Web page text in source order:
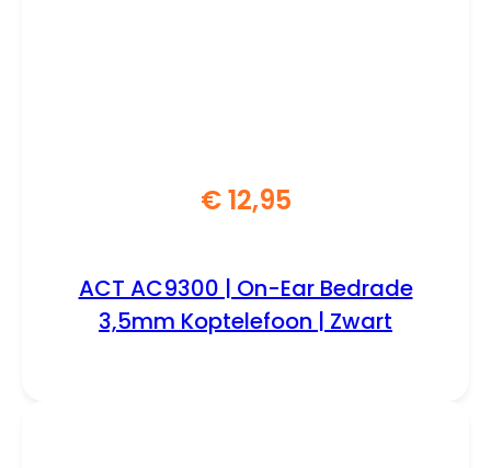
€12,95
ACT AC9300 | On-Ear Bedrade
3,5mm Koptelefoon | Zwart